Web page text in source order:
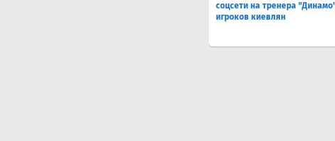
соцсети на тренера
игроков киевлян